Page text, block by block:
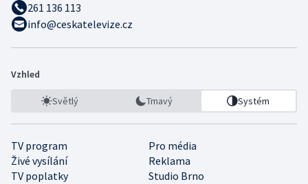
261 136 113
info@ceskatelevize.cz
Vzhled
Světlý Tmavý Systém
TV program
Pro média
Živé vysílání
Reklama
TV poplatky
Studio Brno